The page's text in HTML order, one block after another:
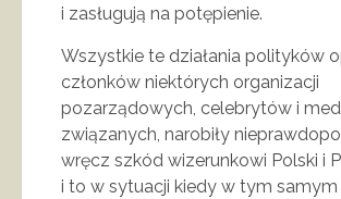
i zasługują na potępienie.
Wszystkie te działania polityków
członków niektórych organizacji
pozarządowych, celebrytów i
związanych, narobiły
wręcz szkód wizerunkowi Polski i
i to w sytuacji kiedy w tym samym